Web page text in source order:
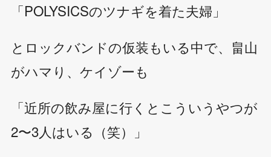
「POLYSICSのツナギを着た夫婦」
とロックバンドの仮装もいる中で、畠山
がハマり、ケイゾーも
「近所の飲み屋に行くとこういうやつが
2〜3人はいる（笑）」